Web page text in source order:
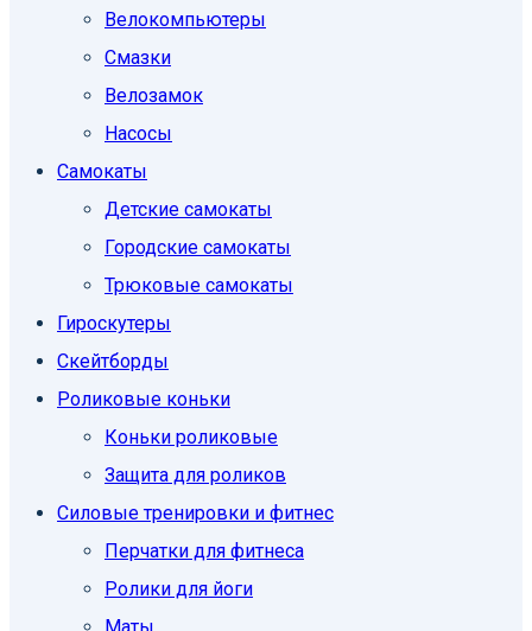
Велокомпьютеры
Смазки
Велозамок
Насосы
Самокаты
Детские самокаты
Городские самокаты
Трюковые самокаты
Гироскутеры
Скейтборды
Роликовые коньки
Коньки роликовые
Защита для роликов
Силовые тренировки и фитнес
Перчатки для фитнеса
Ролики для йоги